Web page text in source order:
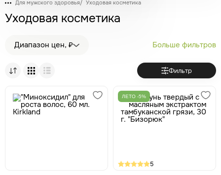
Для мужского здоровья/ Уходовая косметика
Уходовая косметика
Диапазон цен, ₽ Больше фильтров
Фильтр
ЛЕТО -5%
5